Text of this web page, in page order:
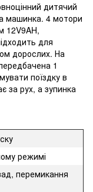
дитячий
машинка. 4 мотори
12V9AH,
для
дорослих. На
1
поїздку в
за рух, а зупинка
режимі
перемикання